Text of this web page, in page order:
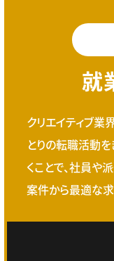
就
クリエイティブ業
とりの転職活動
くことで、社員や
案件から最適な求